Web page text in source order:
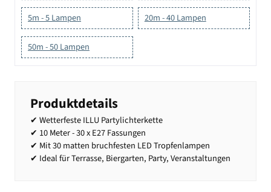
5m - 5 Lampen 20m - 40 Lampen
50m - 50 Lampen
Produktdetails
✔ Wetterfeste ILLU Partylichterkette
✔ 10 Meter - 30 x E27 Fassungen
✔ Mit 30 matten bruchfesten LED Tropfenlampen
✔ Ideal für Terrasse, Biergarten, Party, Veranstaltungen